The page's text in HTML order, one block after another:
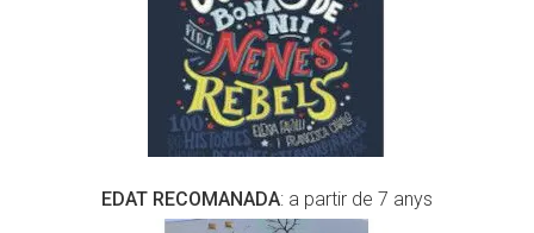
EDAT RECOMANADA: a partir de 7 anys